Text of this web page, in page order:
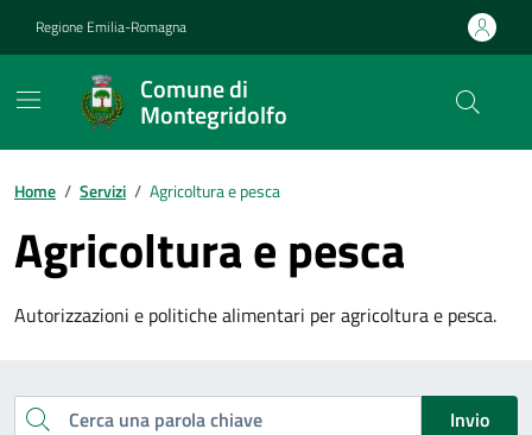
Regione Emilia-Romagna
Comune di
Montegridolfo
Contenuti in evidenza
Home / Servizi / Agricoltura e pesca
Agricoltura e pesca
Autorizzazioni e politiche alimentari per agricoltura e pesca.
Esplora tutti i servizi
Cerca una parola chiave
Invio